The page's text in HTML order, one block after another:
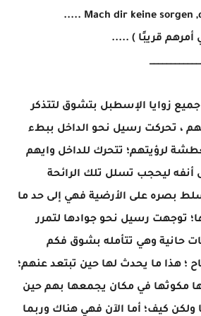
قريبًا ) .....
زوايا الإسطبل بتشوق لتتذكر
، تحركت رسيل نحو الداخل ببطء
لرؤيتهم؛ تتحرك للداخل وايهم
أنفه ليحجب تسلل تلك الرائحة
سلط بصره على الأرضية فهي إلى حد ما
توجهت رسيل نحو جوادها لتمرر
حانية وهي تتأمله بشوق فكم
؛ هذا ما يحدث لها حين تبتعد عنهم؛
مكوثها في مكان يجمعها بهم حين
ولكن كيف؛ أما الآن فهي هناك وربما